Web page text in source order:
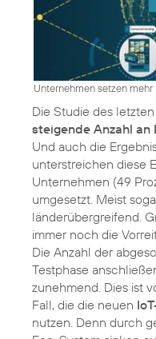
Unternehmen setzen mehr
Die Studie des
steigende Anzahl an
Und auch die
unterstreichen diese
Unternehmen (49
umgesetzt. Meist
länderübergreifend.
immer noch die
Die Anzahl der
Testphase
zunehmend. Dies ist
Fall, die die neuen
nutzen. Denn durch